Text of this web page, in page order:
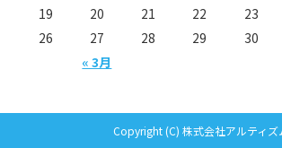
« 3月
19
20 21 22 23
26
27 28 29 30
Copyright (C) 株式会社アルティズ